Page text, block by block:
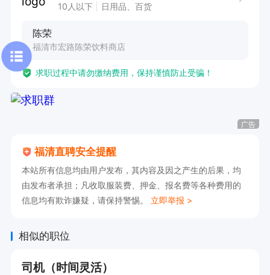
10人以下 日用品、百货
陈荣
福清市宏路陈荣饮料商店
求职过程中请勿缴纳费用，保持谨慎防止受骗！
广告
福清直聘安全提醒
本站所有信息均由用户发布，其内容及因之产生的后果，均
由发布者承担；凡收取服装费、押金、报名费等各种费用的
信息均有欺诈嫌疑，请保持警惕。 立即举报 >
相似的职位
司机（时间灵活）